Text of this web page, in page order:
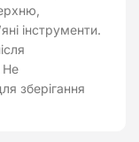
інструменти.
Не
зберігання